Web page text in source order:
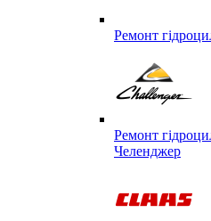
Ремонт
Ремонт
Челенджер